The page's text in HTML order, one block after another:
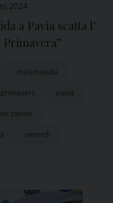
2024
a Pavia scatta l’
Primavera”
malamovida
pavia
carlini
venerdì